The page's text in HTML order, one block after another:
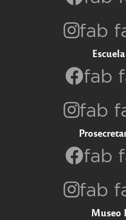
fab
fab
fab
fab
fab
Museo